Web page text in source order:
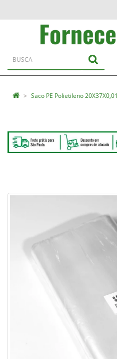
Saco PE Polietileno